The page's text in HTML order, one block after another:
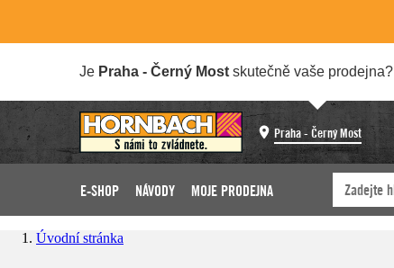
Je Praha - Černý Most skutečně vaše prodejna?
Praha - Černý Most
E-SHOP NÁVODY MOJE PRODEJNA
Úvodní stránka